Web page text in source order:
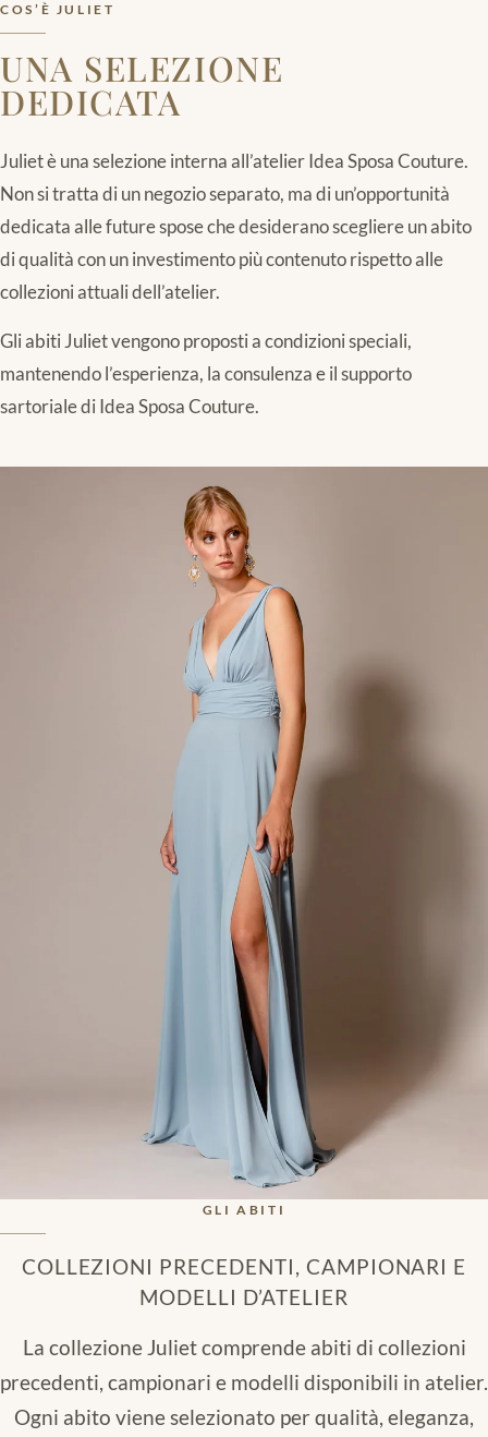
COS’È JULIET
UNA SELEZIONE
DEDICATA
Juliet è una selezione interna all’atelier Idea Sposa Couture.
Non si tratta di un negozio separato, ma di un’opportunità
dedicata alle future spose che desiderano scegliere un abito
di qualità con un investimento più contenuto rispetto alle
collezioni attuali dell’atelier.
Gli abiti Juliet vengono proposti a condizioni speciali,
mantenendo l’esperienza, la consulenza e il supporto
sartoriale di Idea Sposa Couture.
GLI ABITI
COLLEZIONI PRECEDENTI, CAMPIONARI E
MODELLI D’ATELIER
La collezione Juliet comprende abiti di collezioni
precedenti, campionari e modelli disponibili in atelier.
Ogni abito viene selezionato per qualità, eleganza,